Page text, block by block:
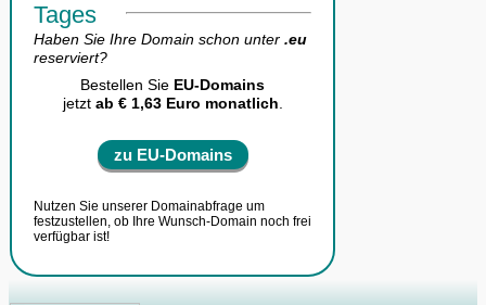
Haben Sie Ihre Domain schon unter .eu
reserviert?
Bestellen Sie EU-Domains
jetzt ab € 1,63 Euro monatlich
zu EU-Domains
Nutzen Sie unserer Domainabfrage um
festzustellen, ob Ihre Wunsch-Domain noch frei
verfügbar ist!